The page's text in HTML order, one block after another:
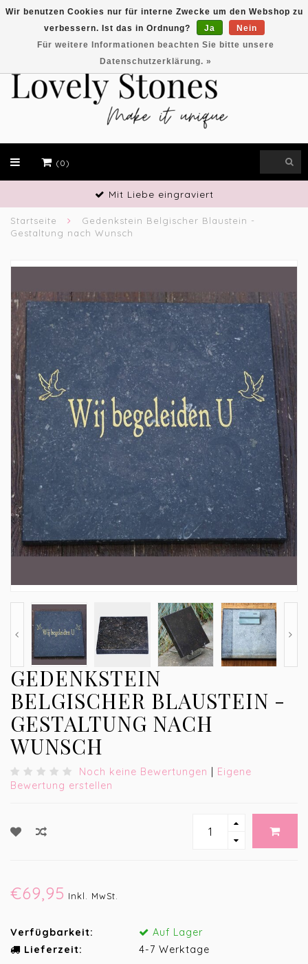
EUR
(0)
Mit Liebe eingraviert
Startseite
Gedenkstein Belgischer Blaustein -
Gestaltung nach Wunsch
GEDENKSTEIN
BELGISCHER BLAUSTEIN -
GESTALTUNG NACH
WUNSCH
Noch keine Bewertungen | Eigene
Bewertung erstellen
€69,95 Inkl. MwSt.
Verfügbarkeit:
Auf Lager
Lieferzeit:
4-7 Werktage
Wir benutzen Cookies nur für interne Zwecke um den Webshop zu
verbessern. Ist das in Ordnung?
Ja
Nein
Für weitere Informationen beachten Sie bitte unsere
Datenschutzerklärung. »